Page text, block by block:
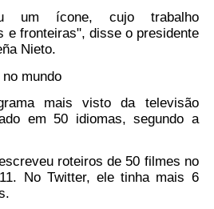
um ícone, cujo trabalho
e fronteiras", disse o presidente
Nieto.
mundo
mais visto da televisão
em 50 idiomas, segundo a
roteiros de 50 filmes no
No Twitter, ele tinha mais 6